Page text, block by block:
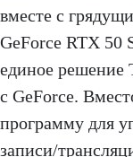
вместе с
GeForce RTX
единое решение
с GeForce.
программу для
записи/